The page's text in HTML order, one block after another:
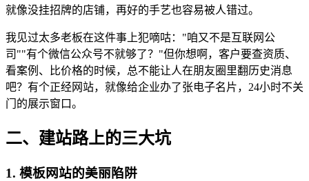
就像没挂招牌的店铺，再好的手艺也容易被人错过。
我见过太多老板在这件事上犯嘀咕："咱又不是互联网公
司""有个微信公众号不就够了？"但你想啊，客户要查资质、
看案例、比价格的时候，总不能让人在朋友圈里翻历史消息
吧？有个正经网站，就像给企业办了张电子名片，24小时不关
门的展示窗口。
二、建站路上的三大坑
1. 模板网站的美丽陷阱